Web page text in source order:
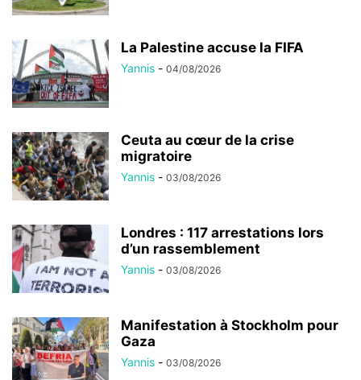
La Palestine accuse la FIFA
Yannis - 04/08/2026
Ceuta au cœur de la crise
migratoire
Yannis - 03/08/2026
Londres : 117 arrestations lors
d’un rassemblement
Yannis - 03/08/2026
Manifestation à Stockholm pour
Gaza
Yannis - 03/08/2026